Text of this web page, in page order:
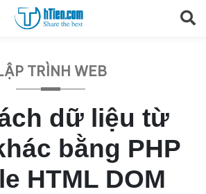
TRÌNH WEB
dữ liệu từ
bằng PHP
HTML DOM